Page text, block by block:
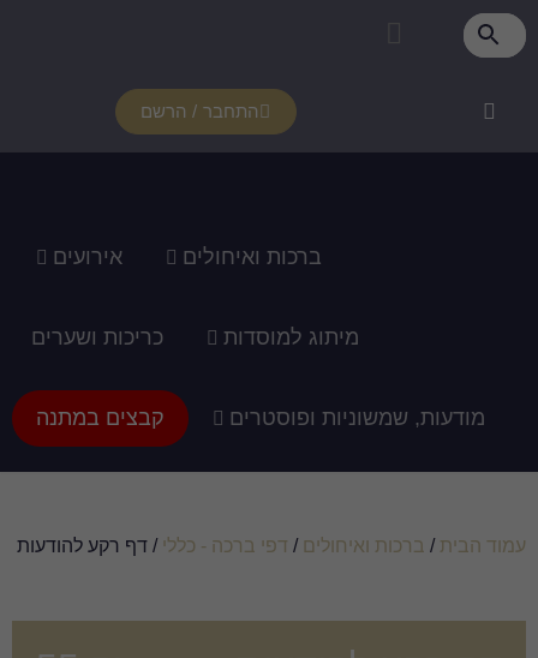
אירועים
כריכות ושערים
קבצים במתנה
/דפי ברכה - כללי/ דף רקע להודעות